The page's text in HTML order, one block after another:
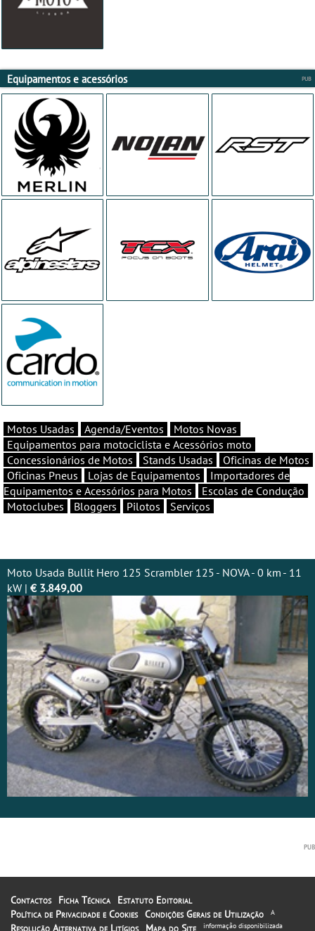
Equipamentos e acessórios
Motos Usadas Agenda/Eventos
Motos Novas
Equipamentos para motociclista e Acessórios moto
Concessionários de Motos
Stands Usadas
Oficinas de Motos
Oficinas Pneus
Lojas de Equipamentos
Importadores de
Equipamentos e Acessórios para Motos
Escolas de Condução
Motoclubes
Bloggers Pilotos Serviços
Moto Usada Bullit Hero 125 Scrambler 125 - NOVA - 0 km - 11
kW | € 3.849,00
Contactos Ficha Técnica
Estatuto Editorial
Política de Privacidade e Cookies Condições Gerais de Utilização
Resolução Alternativa de Litígios
Mapa do Site
A
informação disponibilizada